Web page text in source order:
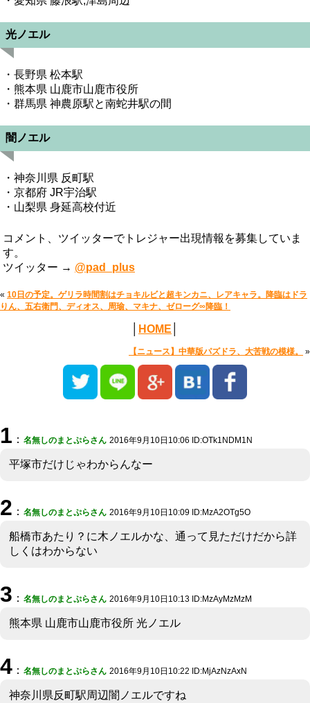
光ノエル
・長野県 松本駅
・熊本県 山鹿市山鹿市役所
・群馬県 神農原駅と南蛇井駅の間
闇ノエル
・神奈川県 反町駅
・京都府 JR宇治駅
・山梨県 身延高校付近
コメント、ツイッターでトレジャー出現情報を募集していま
す。
ツイッター → @pad_plus
« 10日の予定。ゲリラ時間割はチョキルビと超キンカニ、レアキャラ。降臨はドラ
りん、五右衛門、ディオス、周瑜、マキナ、ゼローグ∞降臨！
HOME
【ニュース】中華版パズドラ、大苦戦の模様。 »
1 ： 名無しのまとぷらさん 2016年9月10日10:06 ID:OTk1NDM1N
平塚市だけじゃわからんなー
2 ： 名無しのまとぷらさん 2016年9月10日10:09 ID:MzA2OTg5O
船橋市あたり？に木ノエルかな、通って見ただけだから詳
しくはわからない
3 ： 名無しのまとぷらさん 2016年9月10日10:13 ID:MzAyMzMzM
熊本県 山鹿市山鹿市役所 光ノエル
4 ： 名無しのまとぷらさん 2016年9月10日10:22 ID:MjAzNzAxN
神奈川県反町駅周辺闇ノエルですね